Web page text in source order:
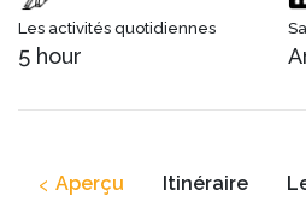
Les activités quotidiennes
5 hour
Aperçu Itinéraire
‹